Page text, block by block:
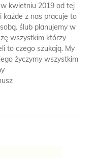
kwietniu 2019 od tej
każde z nas pracuje to
ślub planujemy w
wszystkim którzy
to czego szukają. My
życzymy wszystkim